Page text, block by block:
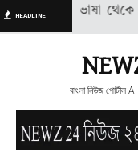
HEADLINE
অন্য ভাষা থেকে
বাংলা নিউজ